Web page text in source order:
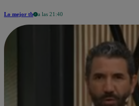
Lo mejor tb a las 21:40